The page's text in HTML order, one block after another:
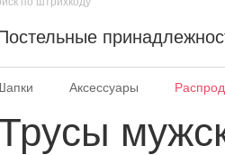
Аксессуары